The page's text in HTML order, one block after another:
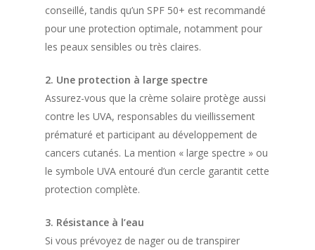
conseillé, tandis qu’un SPF 50+ est recommandé
pour une protection optimale, notamment pour
les peaux sensibles ou très claires.
2. Une protection à large spectre
Assurez-vous que la crème solaire protège aussi
contre les UVA, responsables du vieillissement
prématuré et participant au développement de
cancers cutanés. La mention « large spectre » ou
le symbole UVA entouré d’un cercle garantit cette
protection complète.
3. Résistance à l’eau
Si vous prévoyez de nager ou de transpirer